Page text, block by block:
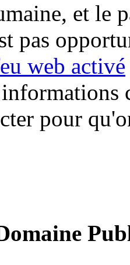
et le
pas
web activé
pour